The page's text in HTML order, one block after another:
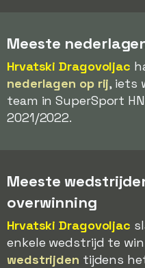
Meeste
Hrvatski Dragovoljac
nederlagen op rij, iets
team in SuperSport
2021/2022.
Meeste
overwinning
Hrvatski Dragovoljac
enkele wedstrijd te
wedstrijden tijdens